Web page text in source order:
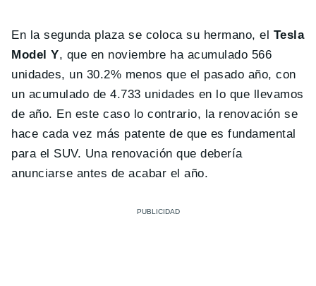
En la segunda plaza se coloca su hermano, el Tesla
Model Y, que en noviembre ha acumulado 566
unidades, un 30.2% menos que el pasado año, con
un acumulado de 4.733 unidades en lo que llevamos
de año. En este caso lo contrario, la renovación se
hace cada vez más patente de que es fundamental
para el SUV. Una renovación que debería
anunciarse antes de acabar el año.